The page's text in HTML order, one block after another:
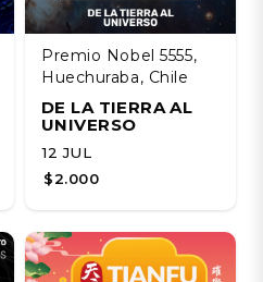
Premio Nobel 5555,
Huechuraba, Chile
DE LA TIERRA AL
UNIVERSO
12 JUL
$2.000